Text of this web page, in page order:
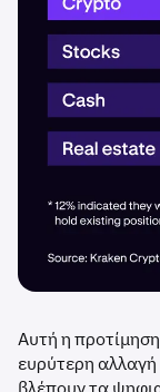
Αυτή η
ευρύτερη αλλαγή